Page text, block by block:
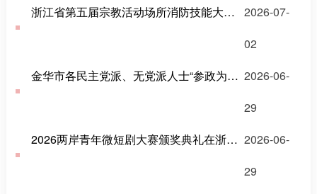
浙江省第五届宗教活动场所消防技能大比武在义乌举行
2026-07-
02
金华市各民主党派、无党派人士“参政为公、实干为民”主题教育推进会召开 2026-06-
29
2026两岸青年微短剧大赛颁奖典礼在浙江横店举行 2026-06-
29